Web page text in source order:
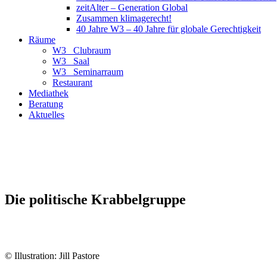
zeitAlter – Generation Global
Zusammen klimagerecht!
40 Jahre W3 – 40 Jahre für globale Gerechtigkeit
Räume
W3_ Clubraum
W3_ Saal
W3_ Seminarraum
Restaurant
Mediathek
Beratung
Aktuelles
Die politische Krabbelgruppe
© Illustration: Jill Pastore